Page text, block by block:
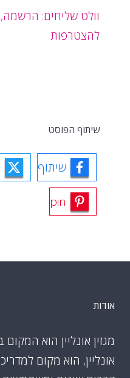
וולט שליחים:
להצטרפות
שיתוף הפוסט
שיתוף
pin
אודות
מגזין אונליין הוא
אונליין, הוא מקום